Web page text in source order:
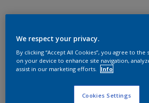
We respect your privacy.
By clicking “Accept All Cookies”, you agree to
on your device to enhance site navigation,
assist in our marketing efforts.
Info
Cookies Settings